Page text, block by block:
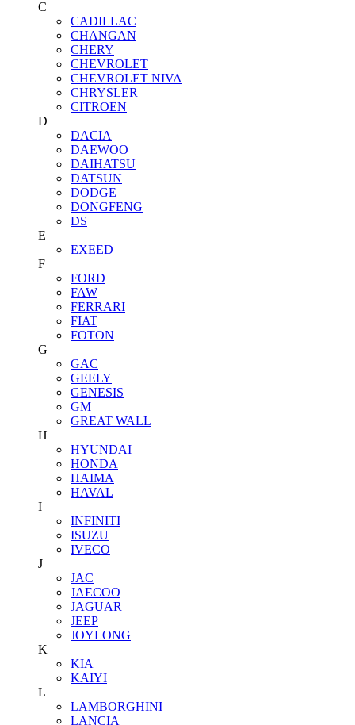
C
CADILLAC
CHANGAN
CHERY
CHEVROLET
CHEVROLET NIVA
CHRYSLER
CITROEN
D
DACIA
DAEWOO
DAIHATSU
DATSUN
DODGE
DONGFENG
DS
E
EXEED
F
FORD
FAW
FERRARI
FIAT
FOTON
G
GAC
GEELY
GENESIS
GM
GREAT WALL
H
HYUNDAI
HONDA
HAIMA
HAVAL
I
INFINITI
ISUZU
IVECO
J
JAC
JAECOO
JAGUAR
JEEP
JOYLONG
K
KIA
KAIYI
L
LAMBORGHINI
LANCIA